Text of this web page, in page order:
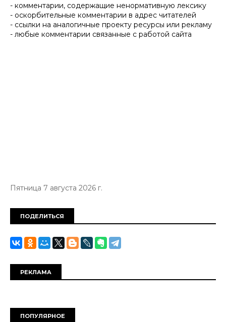
- комментарии, содержащие ненормативную лексику
- оскорбительные комментарии в адрес читателей
- ссылки на аналогичные проекту ресурсы или рекламу
- любые комментарии связанные с работой сайта
Пятница 7 августа 2026 г.
ПОДЕЛИТЬСЯ
РЕКЛАМА
ПОПУЛЯРНОЕ